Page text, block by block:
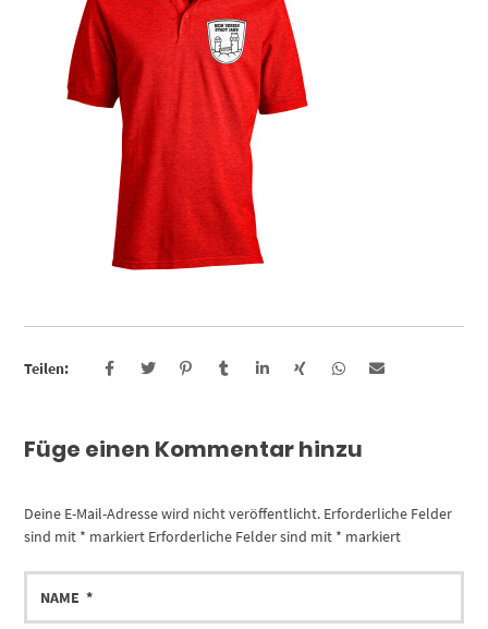
Teilen:
Füge einen Kommentar hinzu
Deine E-Mail-Adresse wird nicht veröffentlicht. Erforderliche Felder
sind mit * markiert Erforderliche Felder sind mit * markiert